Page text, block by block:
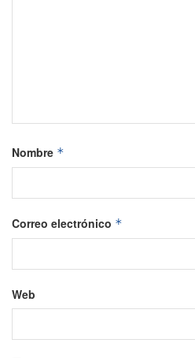
Nombre *
Correo electrónico *
Web